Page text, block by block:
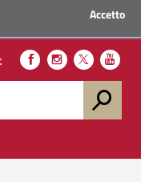
Accetto